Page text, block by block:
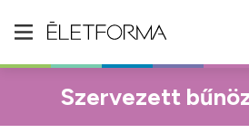
Szervezett